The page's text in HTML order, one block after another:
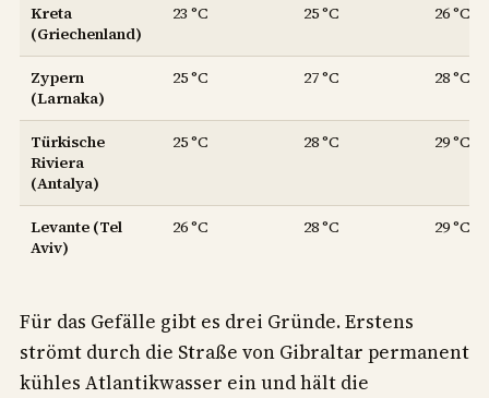
Kreta
(Griechenland)
23 °C 25 °C 26 °C
Zypern
(Larnaka)
25 °C 27 °C 28 °C
Türkische
Riviera
(Antalya)
25 °C 28 °C 29 °C
Levante (Tel
Aviv)
26 °C 28 °C 29 °C
Für das Gefälle gibt es drei Gründe. Erstens
strömt durch die Straße von Gibraltar permanent
kühles Atlantikwasser ein und hält die